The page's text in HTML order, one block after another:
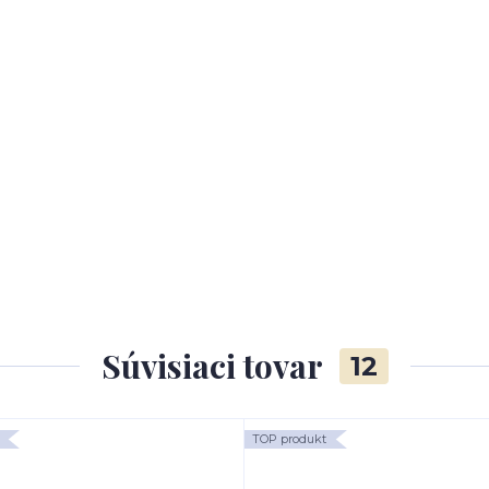
Súvisiaci tovar 12
TOP produkt